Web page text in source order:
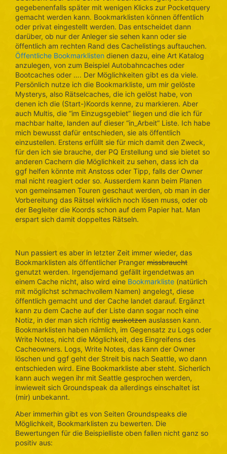
gegebenenfalls später mit wenigen Klicks zur Pocketquery
gemacht werden kann. Bookmarklisten können öffentlich
oder privat eingestellt werden. Das entscheidet dann
darüber, ob nur der Anleger sie sehen kann oder sie
öffentlich am rechten Rand des Cachelistings auftauchen.
Öffentliche Bookmarklisten dienen dazu, eine Art Katalog
anzulegen, von zum Beispiel Autobahncaches oder
Bootcaches oder …. Der Möglichkeiten gibt es da viele.
Persönlich nutze ich die Bookmarkliste, um mir gelöste
Mysterys, also Rätselcaches, die ich gelöst habe, von
denen ich die (Start-)Koords kenne, zu markieren. Aber
auch Multis, die “im Einzugsgebiet” liegen und die ich für
machbar halte, landen auf dieser “in_Arbeit” Liste. Ich habe
mich bewusst dafür entschieden, sie als öffentlich
einzustellen. Erstens erfüllt sie für mich damit den Zweck,
für den ich sie brauche, der PQ Erstellung und sie bietet so
anderen Cachern die Möglichkeit zu sehen, dass ich da
ggf helfen könnte mit Anstoss oder Tipp, falls der Owner
mal nicht reagiert oder so. Ausserdem kann beim Planen
von gemeinsamen Touren geschaut werden, ob man in der
Vorbereitung das Rätsel wirklich noch lösen muss, oder ob
der Begleiter die Koords schon auf dem Papier hat. Man
erspart sich damit doppeltes Rätseln.
Nun passiert es aber in letzter Zeit immer wieder, das
Bookmarklisten als öffentlicher Pranger missbraucht
genutzt werden. Irgendjemand gefällt irgendetwas an
einem Cache nicht, also wird eine Bookmarkliste (natürlich
mit möglichst schmachvollem Namen) angelegt, diese
öffentlich gemacht und der Cache landet darauf. Ergänzt
kann zu dem Cache auf der Liste dann sogar noch eine
Notiz, in der man sich richtig auskotzen auslassen kann.
Bookmarklisten haben nämlich, im Gegensatz zu Logs oder
Write Notes, nicht die Möglichkeit, des Eingreifens des
Cacheowners. Logs, Write Notes, das kann der Owner
löschen und ggf geht der Streit bis nach Seattle, wo dann
entschieden wird. Eine Bookmarkliste aber steht. Sicherlich
kann auch wegen ihr mit Seattle gesprochen werden,
inwieweit sich Groundspeak da allerdings einschaltet ist
(mir) unbekannt.
Aber immerhin gibt es von Seiten Groundspeaks die
Möglichkeit, Bookmarklisten zu bewerten. Die
Bewertungen für die Beispielliste oben fallen nicht ganz so
positiv aus: